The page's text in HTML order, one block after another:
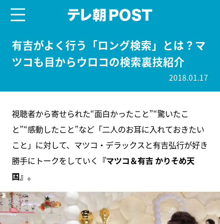
有吉がよく行う「ロング検索」とは？マ
ツコも目からウロコの検索裏技紹介
2018.01.17
視聴者から寄せられた“面白かったこと”“驚いたこ
と”“感動したこと”など「二人のお耳に入れておきたい
こと」に対して、マツコ・デラックスと有吉弘行が好き
勝手にトークをしていく 『マツコ＆有吉 かりそめ天
国』 。